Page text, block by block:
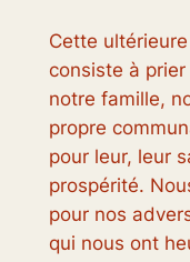
Cette
consiste à
notre famille,
propre
pour leur, leur
prospérité.
pour nos
qui nous ont